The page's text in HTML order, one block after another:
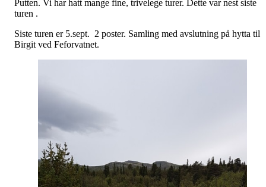
Putten. Vi har hatt mange fine, trivelege turer. Dette var nest siste
turen .
Siste turen er 5.sept. 2 poster. Samling med avslutning på hytta til
Birgit ved Feforvatnet.